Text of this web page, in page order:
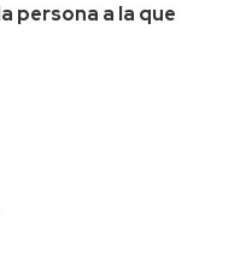
persona a la que